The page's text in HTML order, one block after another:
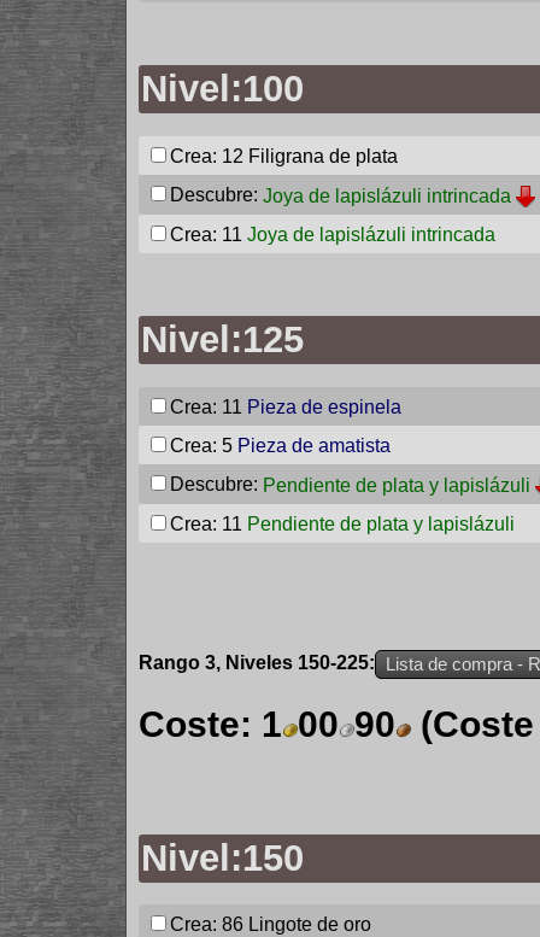
Nivel:100
Crea: 12 Filigrana de plata
Descubre: Joya de lapislázuli intrincada
Crea: 11 Joya de lapislázuli intrincada
Nivel:125
Crea: 11 Pieza de espinela
Crea: 5 Pieza de amatista
Descubre: Pendiente de plata y lapislázuli
Crea: 11 Pendiente de plata y lapislázuli
Rango 3, Niveles 150-225: Lista de compra -
Coste: 1 00 90
Nivel:150
Crea: 86 Lingote de oro